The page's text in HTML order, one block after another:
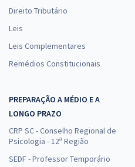
Direito Tributário
Leis
Leis Complementares
Remédios Constitucionais
PREPARAÇÃO A MÉDIO E A
LONGO PRAZO
CRP SC - Conselho Regional de
Psicologia - 12ª Região
SEDF - Professor Temporário